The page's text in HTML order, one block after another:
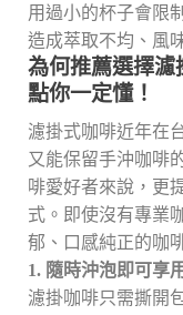
用過小的杯子會限
造成萃取不均、風
為何推薦選擇濾
點你一定懂！
濾掛式咖啡近年在
又能保留手沖咖啡
啡愛好者來說，更
式。即使沒有專業
郁、口感純正的咖
1. 隨時沖泡即可享
濾掛咖啡只需撕開